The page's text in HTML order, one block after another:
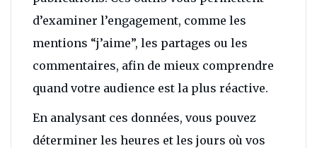
d’examiner l’engagement, comme les
mentions “j’aime”, les partages ou les
commentaires, afin de mieux comprendre
quand votre audience est la plus réactive.
En analysant ces données, vous pouvez
déterminer les heures et les jours où vos